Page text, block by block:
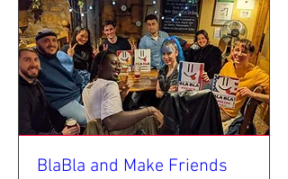
BlaBla and Make Friends